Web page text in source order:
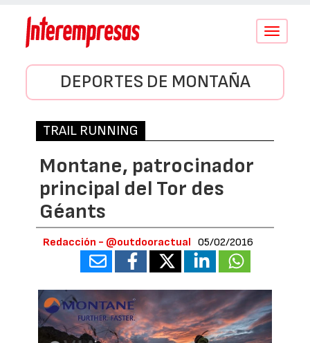
Conmutar
DEPORTES DE MONTAÑA
TRAIL RUNNING
Montane, patrocinador
principal del Tor des
Géants
Redacción - @outdooractual 05/02/2016